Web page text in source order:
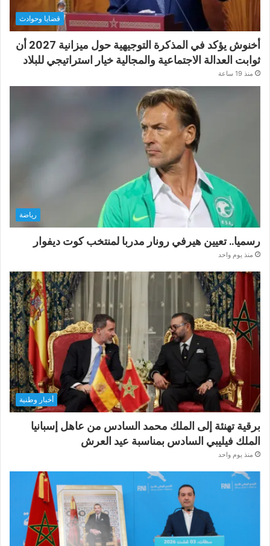
قضايا وحوادث
أخنوش يؤكد في المذكرة التوجيهية حول ميزانية 2027 أن
ثوابت العدالة الاجتماعية والمجالية خيار استراتيجي للبلاد
منذ 19 ساعة
رياضة
رسميا.. تعيين هيرفي رونار مدربا لمنتخب كوت ديفوار
منذ يوم واحد
أخبار وطنية
برقية تهنئة إلى الملك محمد السادس من عاهل إسبانيا
الملك فيليبي السادس بمناسبة عيد العرش
منذ يوم واحد